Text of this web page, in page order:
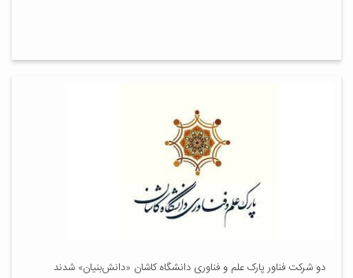
دو شرکت فناور پارک علم و فناوری دانشگاه کاشان «دانش‌بنیان» شدند